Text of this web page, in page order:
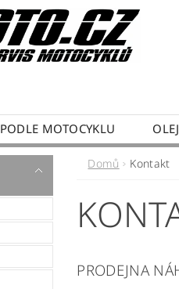
MOTOCYKLU
SERVIS MOTOCYKLŮ
ÚDAJŮ
Domů Kontakt
PRODEJNA